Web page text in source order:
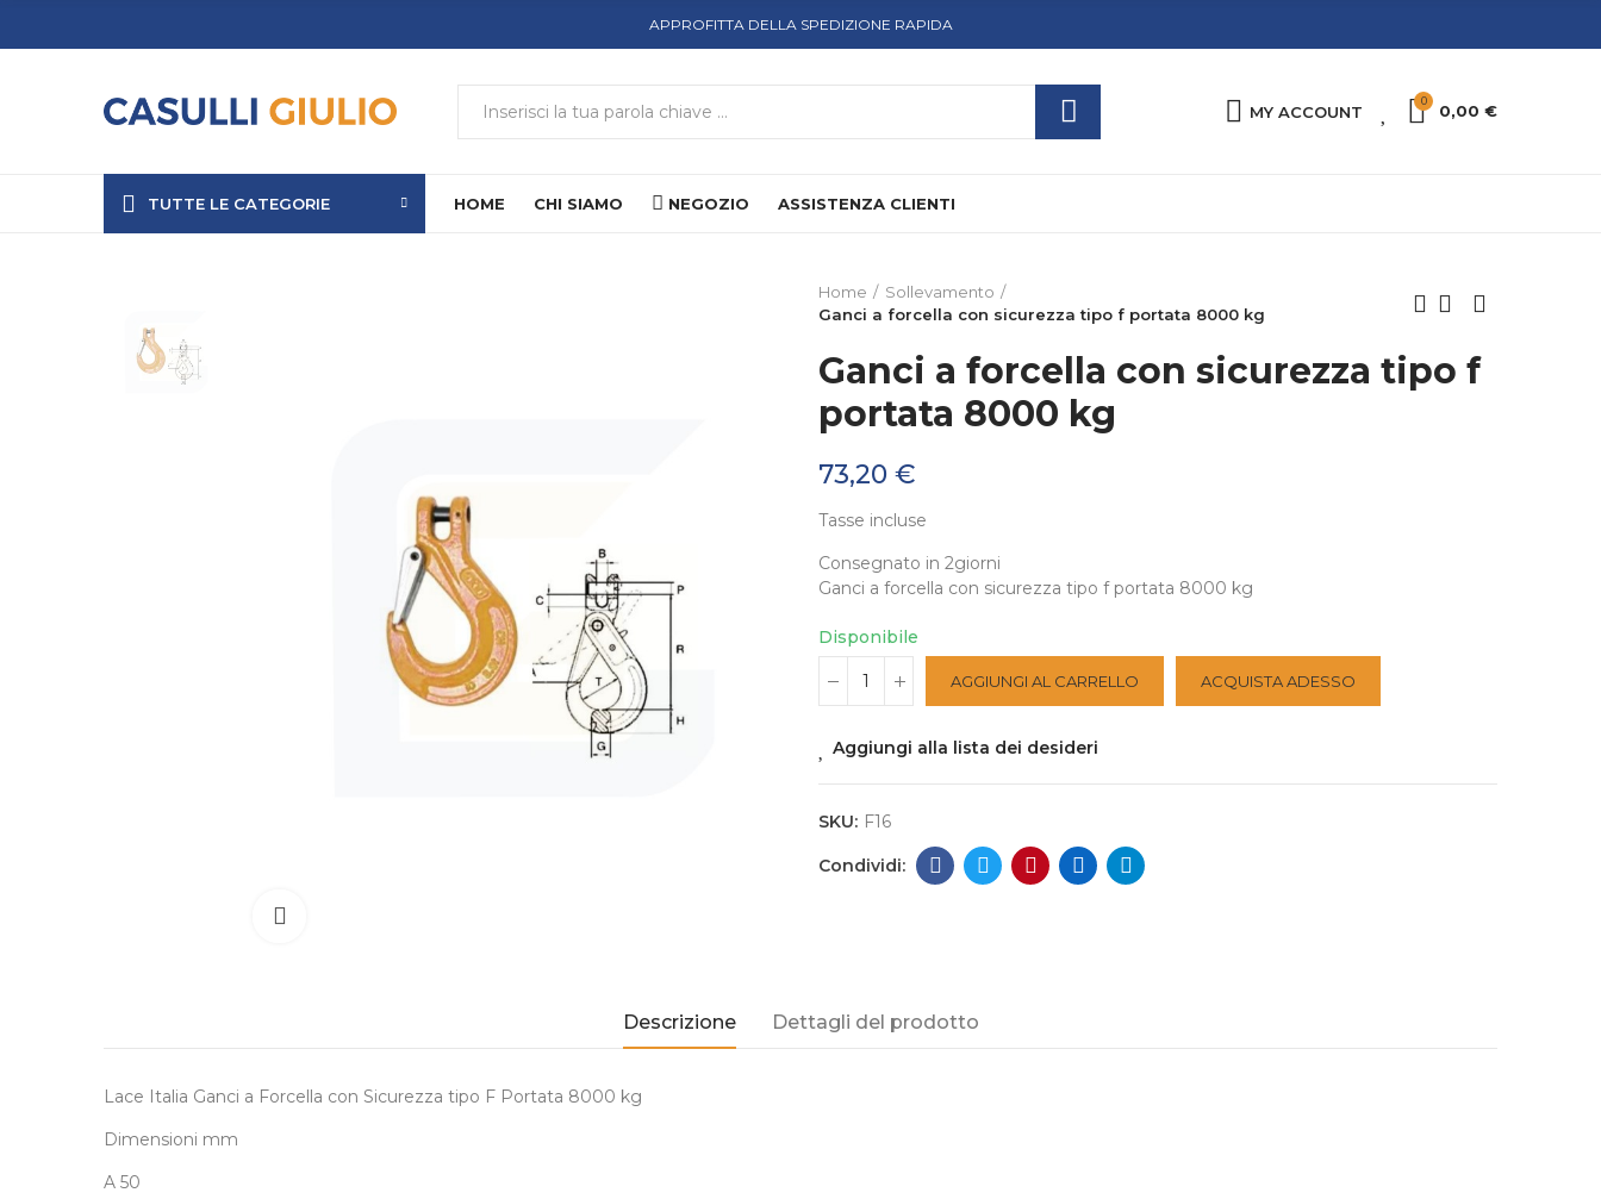
APPROFITTA DELLA SPEDIZIONE RAPIDA
MY ACCOUNT
0
0,00 €
TUTTE LE CATEGORIE HOME CHI SIAMO NEGOZIO ASSISTENZA CLIENTI
Home
Sollevamento
Ganci a forcella con sicurezza tipo f portata 8000 kg
Ganci a forcella con sicurezza tipo f
portata 8000 kg
73,20 €
Tasse incluse
Consegnato in 2giorni
Ganci a forcella con sicurezza tipo f portata 8000 kg
Disponibile
AGGIUNGI AL CARRELLO ACQUISTA ADESSO
Aggiungi alla lista dei desideri
SKU: F16
Descrizione Dettagli del prodotto
Lace Italia Ganci a Forcella con Sicurezza tipo F Portata 8000 kg
Dimensioni mm
A 50